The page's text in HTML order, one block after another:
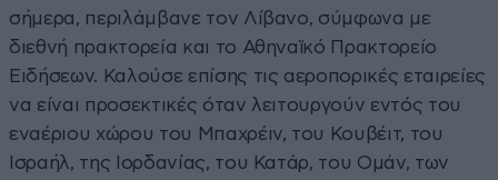
σήμερα, περιλάμβανε τον Λίβανο, σύμφωνα με
διεθνή πρακτορεία και το Αθηναϊκό Πρακτορείο
Ειδήσεων. Καλούσε επίσης τις αεροπορικές εταιρείες
να είναι προσεκτικές όταν λειτουργούν εντός του
εναέριου χώρου του Μπαχρέιν, του Κουβέιτ, του
Ισραήλ, της Ιορδανίας, του Κατάρ, του Ομάν, των